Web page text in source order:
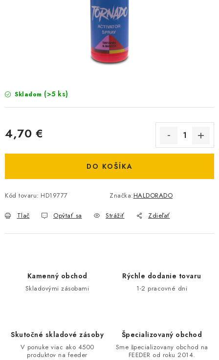
PRETEKÁRSKE SEDAČKY
OBCHODNÉ PODMIENKY
MOJA OBJEDNÁVKA
VRATKY - ODSTÚPENIE OD ZMLUVY - REKLAMACIU
ZNAČKY
Skladom (>5 ks)
4,70 €
DO KOŠÍKA
Kód tovaru: HD19777 Značka:HALDORADO
Tlač Opýtať sa Strážiť Zdieľať
Kamenný obchod
Skladovými zásobami
Rýchle dodanie tovaru
1-2 pracovné dni
Skutočné skladové zásoby
V ponuke viac ako 4500
produktov na feeder
Špecializovaný obchod
Sme špecializovany obchod na
FEEDER od roku 2014.